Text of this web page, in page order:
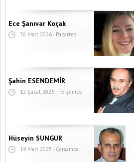
Ece Şanıvar Koçak
30 Mart 2026 - Pazartesi
Şahin ESENDEMİR
12 Şubat 2026 - Perşembe
Hüseyin SUNGUR
19 Mart 2025 - Çarşamba